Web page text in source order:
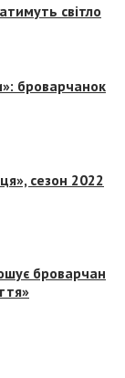
світло
броварчанок
сезон 2022
броварчан